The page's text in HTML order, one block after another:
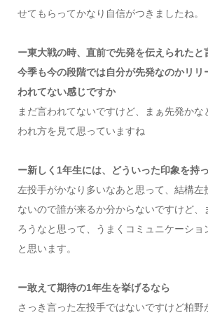
せてもらってかなり自信がつきましたね。
ー東大戦の時、直前で先発を伝えられたと
今季も今の段階では自分が先発なのかリリ
われてない感じですか
まだ言われてないですけど、まぁ先発かな
われ方を見て思っていますね
ー新しく1年生には、どういった印象を持
左投手がかなり多いなあと思って、結構左
ないので誰が来るか分からないですけど、
ろうなと思って、うまくコミュニケーショ
と思います。
ー敢えて期待の1年生を挙げるなら
さっき言った左投手ではないですけど柏野